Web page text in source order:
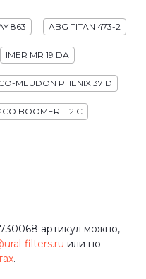
863 ABG TITAN 473-2
IMER MR 19 DA
MEUDON PHENIX 37 D
BOOMER L 2 C
артикул можно,
filters.ru или по
.